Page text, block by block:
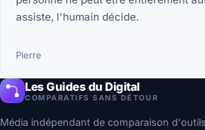
assiste, l'humain décide.
Pierre
Les Guides du Digital
COMPARATIFS SANS DÉTOUR
Média indépendant de comparaison d'outils